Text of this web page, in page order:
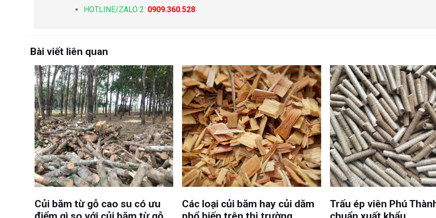
HOTLINE/ZALO 2: 0909.360.528
Bài viết liên quan
Củi băm từ gỗ cao su có ưu
Các loại củi băm hay củi dăm
Trấu ép viên Phú